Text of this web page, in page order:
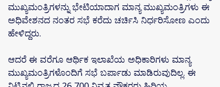
ಮುಖ್ಯಮಂತ್ರಿಗಳನ್ನು ಭೇಟಿಯಾದಾಗ ಮಾನ್ಯ ಮುಖ್ಯಮಂತ್ರಿಗಳು ಈ
ಅಧಿವೇಶನದ ನಂತರ ಸಭೆ ಕರೆದು ಚರ್ಚಿಸಿ ನಿರ್ಧರಿಸೋಣ ಎಂದು
ಹೇಳಿದ್ದರು.
ಆದರೆ ಈ ವರೆಗೂ ಆರ್ಥಿಕ ಇಲಾಖೆಯ ಅಧಿಕಾರಿಗಳು ಮಾನ್ಯ
ಮುಖ್ಯಮಂತ್ರಿಗಳೊಂದಿಗೆ ಸಭೆ ಬರ್ಪಾಡು ಮಾಡಿರುವುದಿಲ್ಲ. ಈ